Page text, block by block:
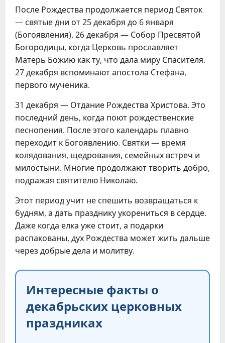
После Рождества продолжается период Святок
— святые дни от 25 декабря до 6 января
(Богоявления). 26 декабря — Собор Пресвятой
Богородицы, когда Церковь прославляет
Матерь Божию как ту, что дала миру Спасителя.
27 декабря вспоминают апостола Стефана,
первого мученика.
31 декабря — Отдание Рождества Христова. Это
последний день, когда поют рождественские
песнопения. После этого календарь плавно
переходит к Богоявлению. Святки — время
колядования, щедрования, семейных встреч и
милостыни. Многие продолжают творить добро,
подражая святителю Николаю.
Этот период учит не спешить возвращаться к
будням, а дать празднику укорениться в сердце.
Даже когда елка уже стоит, а подарки
распакованы, дух Рождества может жить дальше
через добрые дела и молитву.
Интересные факты о
декабрьских церковных
праздниках